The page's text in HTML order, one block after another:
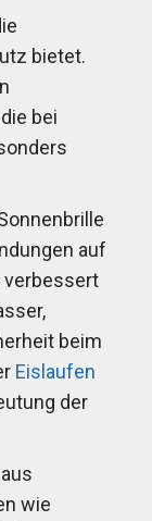
bietet.
bei
auf
verbessert
beim
Eislaufen
der
wie